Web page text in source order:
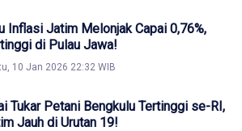
Inflasi Jatim Melonjak Capai 0,76%,
di Pulau Jawa!
10 Jan 2026 22:32 WIB
Tukar Petani Bengkulu Tertinggi se-RI,
Jauh di Urutan 19!